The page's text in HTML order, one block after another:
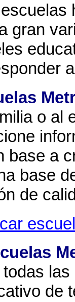
gran
o al
base a
base
de
de